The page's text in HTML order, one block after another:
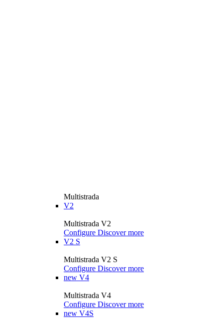
Multistrada
V2
Multistrada V2
Configure Discover more
V2 S
Multistrada V2 S
Configure Discover more
new V4
Multistrada V4
Configure Discover more
new V4S